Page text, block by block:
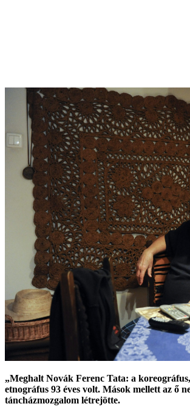
„Meghalt Novák Ferenc Tata: a
etnográfus 93 éves volt. Mások mellett az ő
táncházmozgalom létrejötte.